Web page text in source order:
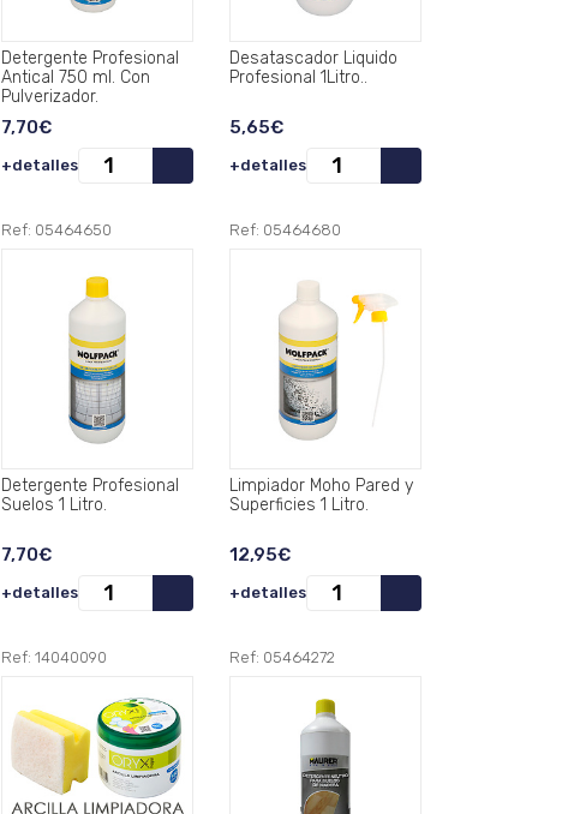
Detergente Profesional
Antical 750 ml. Con
Pulverizador.
7,70€
+detalles
Desatascador Liquido
Profesional 1Litro..
5,65€
+detalles
Ref: 05464650
Detergente Profesional
Suelos 1 Litro.
7,70€
+detalles
Ref: 05464680
Limpiador Moho Pared y
Superficies 1 Litro.
12,95€
+detalles
Ref: 14040090 Ref: 05464272